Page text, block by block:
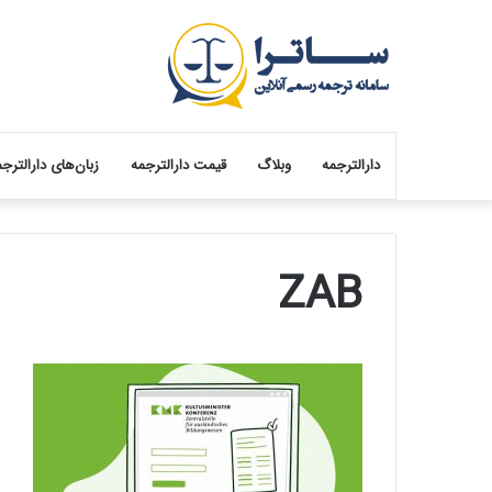
دارالترجمه وبلاگ قیمت دارالترجمه زبان‌های
ZAB